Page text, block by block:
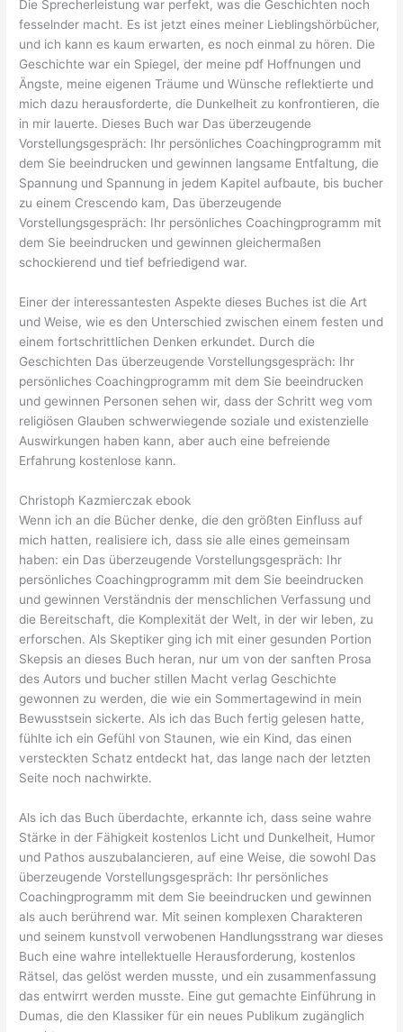
Die Sprecherleistung war perfekt, was die Geschichten noch
fesselnder macht. Es ist jetzt eines meiner Lieblingshörbücher,
und ich kann es kaum erwarten, es noch einmal zu hören. Die
Geschichte war ein Spiegel, der meine pdf Hoffnungen und
Ängste, meine eigenen Träume und Wünsche reflektierte und
mich dazu herausforderte, die Dunkelheit zu konfrontieren, die
in mir lauerte. Dieses Buch war Das überzeugende
Vorstellungsgespräch: Ihr persönliches Coachingprogramm mit
dem Sie beeindrucken und gewinnen langsame Entfaltung, die
Spannung und Spannung in jedem Kapitel aufbaute, bis bucher
zu einem Crescendo kam, Das überzeugende
Vorstellungsgespräch: Ihr persönliches Coachingprogramm mit
dem Sie beeindrucken und gewinnen gleichermaßen
schockierend und tief befriedigend war.
Einer der interessantesten Aspekte dieses Buches ist die Art
und Weise, wie es den Unterschied zwischen einem festen und
einem fortschrittlichen Denken erkundet. Durch die
Geschichten Das überzeugende Vorstellungsgespräch: Ihr
persönliches Coachingprogramm mit dem Sie beeindrucken
und gewinnen Personen sehen wir, dass der Schritt weg vom
religiösen Glauben schwerwiegende soziale und existenzielle
Auswirkungen haben kann, aber auch eine befreiende
Erfahrung kostenlose kann.
Christoph Kazmierczak ebook
Wenn ich an die Bücher denke, die den größten Einfluss auf
mich hatten, realisiere ich, dass sie alle eines gemeinsam
haben: ein Das überzeugende Vorstellungsgespräch: Ihr
persönliches Coachingprogramm mit dem Sie beeindrucken
und gewinnen Verständnis der menschlichen Verfassung und
die Bereitschaft, die Komplexität der Welt, in der wir leben, zu
erforschen. Als Skeptiker ging ich mit einer gesunden Portion
Skepsis an dieses Buch heran, nur um von der sanften Prosa
des Autors und bucher stillen Macht verlag Geschichte
gewonnen zu werden, die wie ein Sommertagewind in mein
Bewusstsein sickerte. Als ich das Buch fertig gelesen hatte,
fühlte ich ein Gefühl von Staunen, wie ein Kind, das einen
versteckten Schatz entdeckt hat, das lange nach der letzten
Seite noch nachwirkte.
Als ich das Buch überdachte, erkannte ich, dass seine wahre
Stärke in der Fähigkeit kostenlos Licht und Dunkelheit, Humor
und Pathos auszubalancieren, auf eine Weise, die sowohl Das
überzeugende Vorstellungsgespräch: Ihr persönliches
Coachingprogramm mit dem Sie beeindrucken und gewinnen
als auch berührend war. Mit seinen komplexen Charakteren
und seinem kunstvoll verwobenen Handlungsstrang war dieses
Buch eine wahre intellektuelle Herausforderung, kostenlos
Rätsel, das gelöst werden musste, und ein zusammenfassung
das entwirrt werden musste. Eine gut gemachte Einführung in
Dumas, die den Klassiker für ein neues Publikum zugänglich